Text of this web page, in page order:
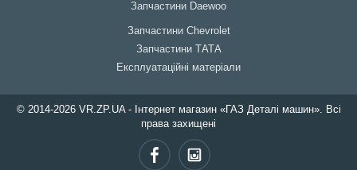
Запчастини Daewoo
Запчастини Chevrolet
Запчастини ТАТА
Експлуатаційні матеріали
© 2014-2026 VR.ZP.UA - Інтернет магазин «ГАЗ Деталі машин». Всі
права захищені